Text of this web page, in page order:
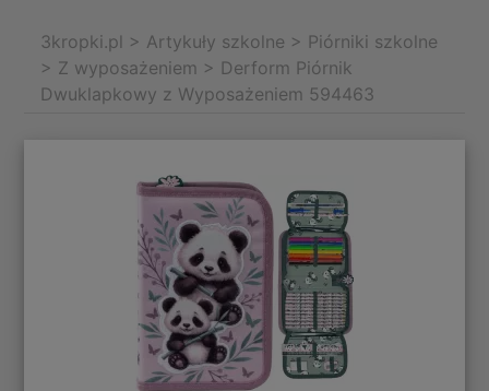
3kropki.pl > Artykuły szkolne > Piórniki szkolne
> Z wyposażeniem > Derform Piórnik
Dwuklapkowy z Wyposażeniem 594463